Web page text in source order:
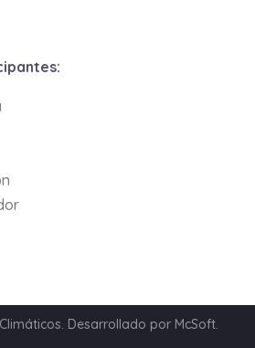
Desarrollado por McSoft.